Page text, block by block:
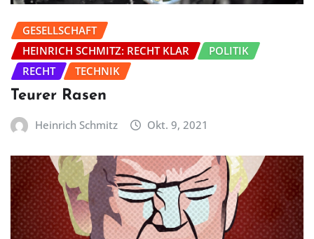
GESELLSCHAFT
HEINRICH SCHMITZ: RECHT KLAR
POLITIK
RECHT
TECHNIK
Teurer Rasen
Heinrich Schmitz Okt. 9, 2021